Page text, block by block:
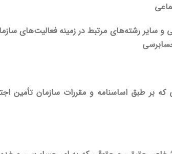
سایر رشته‌های مرتبط در زمینه فعالیت‌های
که بر طبق اساسنامه و مقررات سازمان